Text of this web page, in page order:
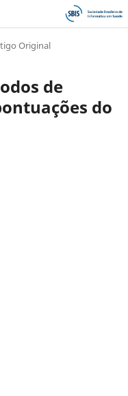
Original
de
do